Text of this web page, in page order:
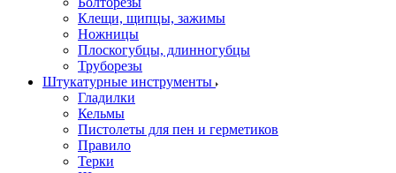
Клещи, щипцы, зажимы
Ножницы
Плоскогубцы, длинногубцы
Труборезы
Штукатурные инструменты
Гладилки
Кельмы
Пистолеты для пен и герметиков
Правило
Терки